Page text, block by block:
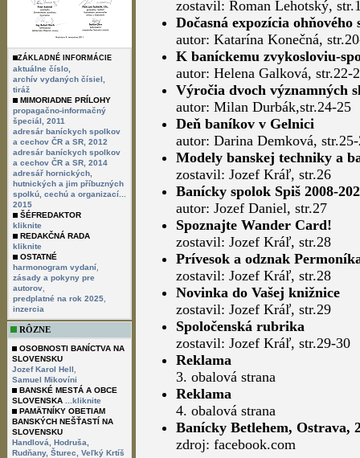
ZÁKLADNÉ INFORMÁCIE
aktuálne číslo,
archív vydaných čísiel,
tiráž
MIMORIADNE PRÍLOHY
propagačno-informačný
špeciál, 2011
adresár baníckych spolkov
a cechov ČR a SR, 2012
adresár baníckych spolkov
a cechov ČR a SR, 2014
adresář hornických,
hutnických a jim příbuzných
spolkú, cechú a organizací...
2015
ŠÉFREDAKTOR
kliknite
REDAKČNÁ RADA
kliknite
OSTATNÉ
harmonogram vydaní
zásady a pokyny pre
autorov
predplatné na rok 2025
inzercia
RÔZNE
OSOBNOSTI BANÍCTVA NA
SLOVENSKU
Jozef Karol Hell
Samuel Mikovíni
BANSKÉ MESTÁ A OBCE
SLOVENSKA
...kliknite
PAMÄTNÍKY OBETIAM
BANSKÝCH NEŠŤASTÍ NA
SLOVENSKU
Handlová,
Hodruša,
Rudňany, Šturec,
Veľký Krtíš
zostavil: Roman Lehotský,
Dočasná expozícia
autor: Katarína Konečná,
K baníckemu zvykosloviu-
autor: Helena Galková, str.22-
Výročia dvoch významných
autor: Milan Durbák,str.24-25
Deň baníkov v Gelnici
autor: Darina Demková,
Modely banskej techniky a
zostavil: Jozef Kráľ, str.26
Banícky spolok Spiš 2008-
autor: Jozef Daniel, str.27
Spoznajte Wander Card!
zostavil: Jozef Kráľ, str.28
Prívesok a odznak
zostavil: Jozef Kráľ, str.28
Novinka do Vašej knižnice
zostavil: Jozef Kráľ, str.29
Spoločenská rubrika
zostavil: Jozef Kráľ, str.29-30
Reklama
3. obalová strana
Reklama
4. obalová strana
Banícky Betlehem, Ostrava,
zdroj: facebook.com